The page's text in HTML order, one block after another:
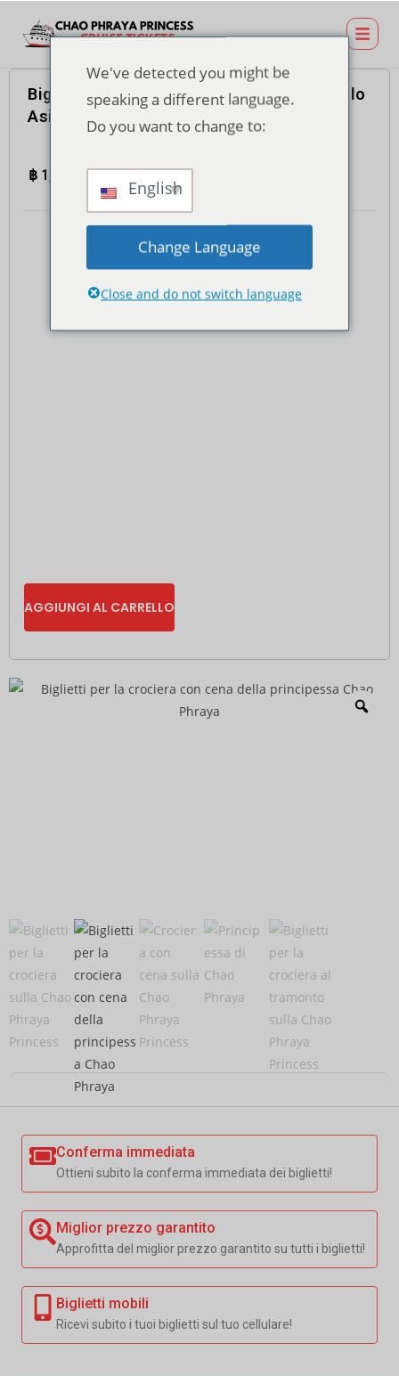
Biglietto per una crociera con cena al molo
Asiatique – Buffet internazionale
฿ 1,100.00
AGGIUNGI AL CARRELLO
Conferma immediata
Ottieni subito la conferma immediata dei biglietti!
Miglior prezzo garantito
Approfitta del miglior prezzo garantito su tutti i biglietti!
Biglietti mobili
Ricevi subito i tuoi biglietti sul tuo cellulare!
We've detected you might be
speaking a different language.
Do you want to change to:
English
Change Language
Close and do not switch language